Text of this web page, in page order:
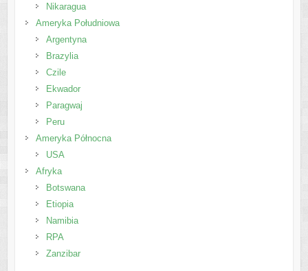
Nikaragua
Ameryka Południowa
Argentyna
Brazylia
Czile
Ekwador
Paragwaj
Peru
Ameryka Północna
USA
Afryka
Botswana
Etiopia
Namibia
RPA
Zanzibar